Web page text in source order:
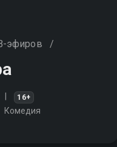
эфиров /
16+
Комедия